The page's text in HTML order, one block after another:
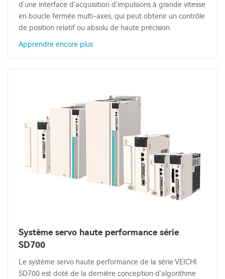
d'une interface d'acquisition d'impulsions à grande vitesse
en boucle fermée multi-axes, qui peut obtenir un contrôle
de position relatif ou absolu de haute précision.
Apprendre encore plus
Système servo haute performance série
SD700
Le système servo haute performance de la série VEICHI
SD700 est doté de la dernière conception d'algorithme